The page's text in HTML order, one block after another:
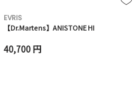
EVRIS
【Dr.Martens】ANISTONE HI
40,700 円